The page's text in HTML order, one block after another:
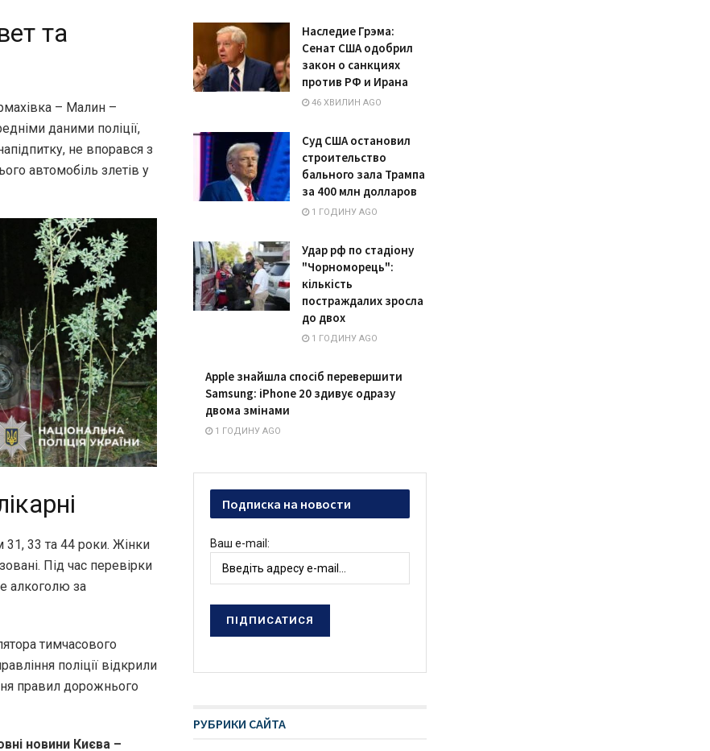
та
– Малин –
даними поліції,
не впорався з
автомобіль злетів у
31, 33 та 44 роки. Жінки
Під час перевірки
алкоголю за
тимчасового
поліції відкрили
правил дорожнього
новини Києва –
Наследие Грэма:
Сенат США одобрил
закон о санкциях
против РФ и Ирана
46 ХВИЛИН AGO
Суд США остановил
строительство
бального зала Трампа
за 400 млн долларов
1 ГОДИНУ AGO
Удар рф по стадіону
"Чорноморець":
кількість
постраждалих зросла
до двох
1 ГОДИНУ AGO
Apple знайшла спосіб перевершити
Samsung: iPhone 20 здивує одразу
двома змінами
1 ГОДИНУ AGO
Подписка на новости
Ваш e-mail:
РУБРИКИ САЙТА